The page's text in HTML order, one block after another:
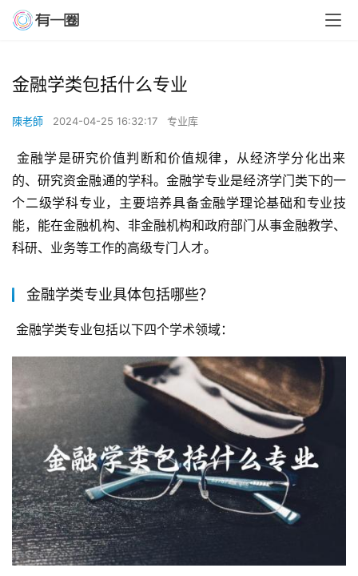
金融学类包括什么专业
陳老師 2024-04-25 16:32:17 专业库
金融学是研究价值判断和价值规律，从经济学分化出来
的、研究资金融通的学科。金融学专业是经济学门类下的一
个二级学科专业，主要培养具备金融学理论基础和专业技
能，能在金融机构、非金融机构和政府部门从事金融教学、
科研、业务等工作的高级专门人才。
金融学类专业具体包括哪些？
金融学类专业包括以下四个学术领域：